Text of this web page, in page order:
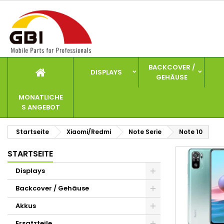
DISPLAYS
BACKCOVER /
GEHÄUSE
MONATLICHE
S ANGEBOT
Startseite Xiaomi/Redmi Note Serie Note 10
STARTSEITE
Displays
Backcover / Gehäuse
Akkus